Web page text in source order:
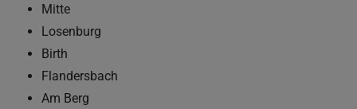
Mitte
Losenburg
Birth
Flandersbach
Am Berg